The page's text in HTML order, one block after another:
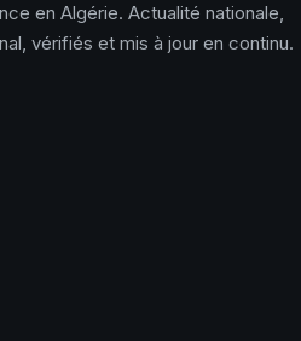
en Algérie. Actualité nationale,
vérifiés et mis à jour en continu.